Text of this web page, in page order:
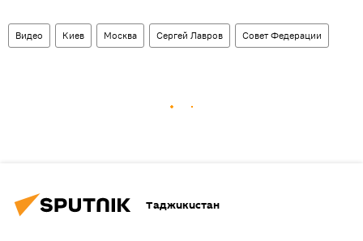
Видео Киев Москва Сергей Лавров Совет Федерации
Таджикистан